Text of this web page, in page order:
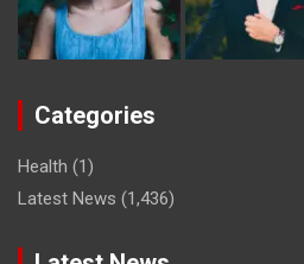
Categories
Health (1)
Latest News (1,436)